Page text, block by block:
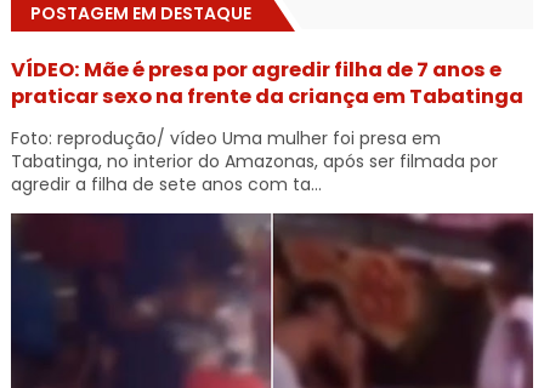
POSTAGEM EM DESTAQUE
VÍDEO: Mãe é presa por agredir filha de 7 anos e
praticar sexo na frente da criança em Tabatinga
Foto: reprodução/ vídeo Uma mulher foi presa em
Tabatinga, no interior do Amazonas, após ser filmada por
agredir a filha de sete anos com ta...